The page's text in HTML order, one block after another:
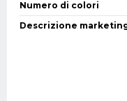
Numero di colori
Descrizione